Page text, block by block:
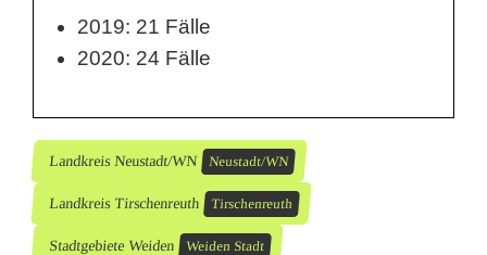
2019: 21 Fälle
2020: 24 Fälle
Landkreis Neustadt/WN Neustadt/WN
Landkreis Tirschenreuth Tirschenreuth
Stadtgebiete Weiden Weiden Stadt